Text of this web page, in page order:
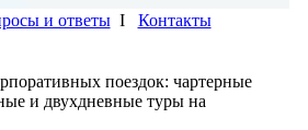
и ответыI Контакты
поездок: чартерные
и двухдневные туры на